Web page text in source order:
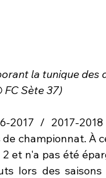
la tunique des
FC Sète 37)
2017 / 2017-
championnat. À
et n'a pas été
lors des saisons